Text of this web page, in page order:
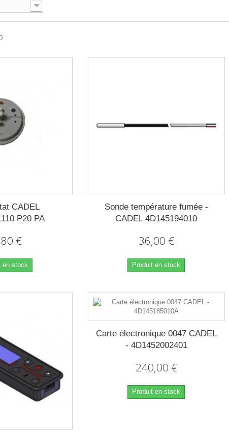
CADEL
P20 PA
€
en stock
Sonde température fumée -
CADEL 4D145194010
36,00 €
Produit en stock
Carte électronique 0047 CADEL
- 4D1452002401
240,00 €
Produit en stock